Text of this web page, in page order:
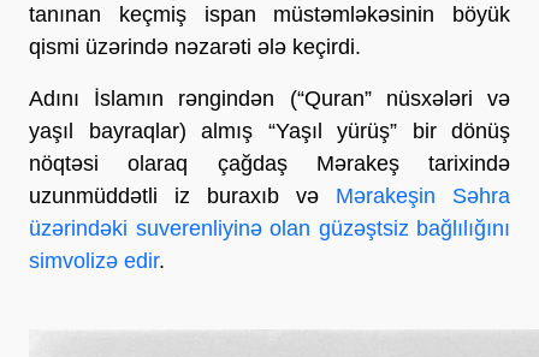
tanınan keçmiş ispan müstəmləkəsinin böyük
qismi üzərində nəzarəti ələ keçirdi.
Adını İslamın rəngindən (“Quran” nüsxələri və
yaşıl bayraqlar) almış “Yaşıl yürüş” bir dönüş
nöqtəsi olaraq çağdaş Mərakeş tarixində
uzunmüddətli iz buraxıb və Mərakeşin Səhra
üzərindəki suverenliyinə olan güzəştsiz bağlılığını
simvolizə edir.